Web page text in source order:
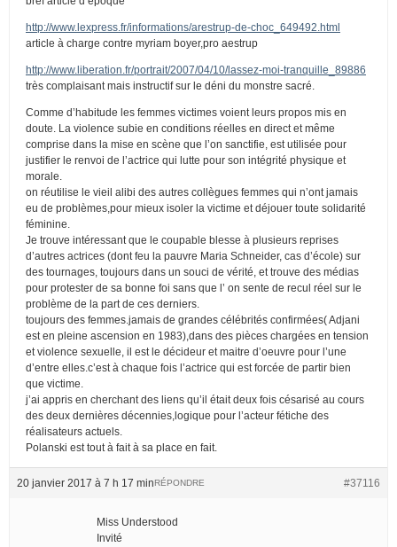
http://www.lexpress.fr/informations/arestrup-de-choc_649492.html
article à charge contre myriam boyer,pro aestrup
http://www.liberation.fr/portrait/2007/04/10/lassez-moi-tranquille_89886
très complaisant mais instructif sur le déni du monstre sacré.
Comme d’habitude les femmes victimes voient leurs propos mis en
doute. La violence subie en conditions réelles en direct et même
comprise dans la mise en scène que l’on sanctifie, est utilisée pour
justifier le renvoi de l’actrice qui lutte pour son intégrité physique et
morale.
on réutilise le vieil alibi des autres collègues femmes qui n’ont jamais
eu de problèmes,pour mieux isoler la victime et déjouer toute solidarité
féminine.
Je trouve intéressant que le coupable blesse à plusieurs reprises
d’autres actrices (dont feu la pauvre Maria Schneider, cas d’école) sur
des tournages, toujours dans un souci de vérité, et trouve des médias
pour protester de sa bonne foi sans que l’ on sente de recul réel sur le
problème de la part de ces derniers.
toujours des femmes.jamais de grandes célébrités confirmées( Adjani
est en pleine ascension en 1983),dans des pièces chargées en tension
et violence sexuelle, il est le décideur et maitre d’oeuvre pour l’une
d’entre elles.c’est à chaque fois l’actrice qui est forcée de partir bien
que victime.
j’ai appris en cherchant des liens qu’il était deux fois césarisé au cours
des deux dernières décennies,logique pour l’acteur fétiche des
réalisateurs actuels.
Polanski est tout à fait à sa place en fait.
20 janvier 2017 à 7 h 17 min #37116
RÉPONDRE
Miss Understood
Invité